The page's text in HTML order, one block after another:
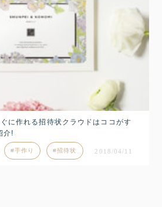
に作れる招待状クラウドはココがす
介!
手作り 招待状 2018/04/11